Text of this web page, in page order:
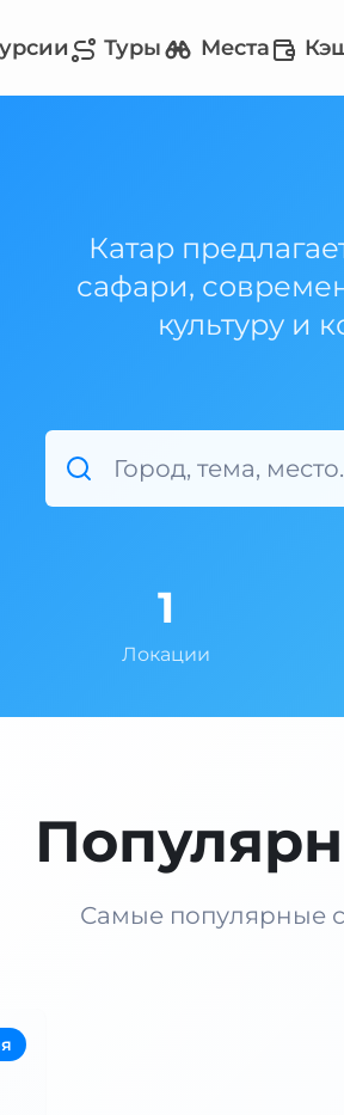
Туры Места
Катар
сафари,
культуру и
1
Локации
Самые популярные